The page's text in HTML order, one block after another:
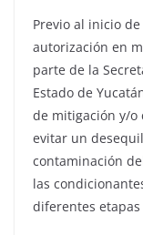
Previo al inicio
autorización en
parte de la
Estado de
de mitigación y/o
evitar un
contaminación
las
diferentes